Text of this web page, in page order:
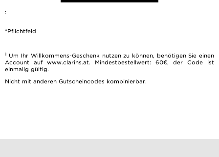
:
*Pflichtfeld
1 Um Ihr Willkommens-Geschenk nutzen zu können, benötigen Sie einen
Account auf www.clarins.at. Mindestbestellwert: 60€, der Code ist
einmalig gültig.
Nicht mit anderen Gutscheincodes kombinierbar.